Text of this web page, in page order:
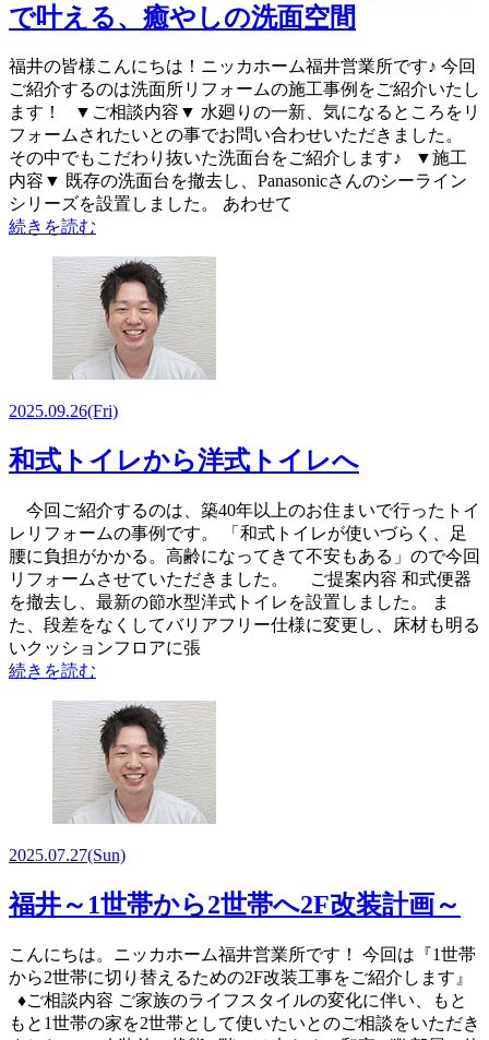
で叶える、癒やしの洗面空間
福井の皆様こんにちは！ニッカホーム福井営業所です♪ 今回
ご紹介するのは洗面所リフォームの施工事例をご紹介いたし
ます！ ▼ご相談内容▼ 水廻りの一新、気になるところをリ
フォームされたいとの事でお問い合わせいただきました。
その中でもこだわり抜いた洗面台をご紹介します♪ ▼施工
内容▼ 既存の洗面台を撤去し、Panasonicさんのシーライン
シリーズを設置しました。 あわせて
続きを読む
2025.09.26(Fri)
和式トイレから洋式トイレへ
今回ご紹介するのは、築40年以上のお住まいで行ったトイ
レリフォームの事例です。 「和式トイレが使いづらく、足
腰に負担がかかる。高齢になってきて不安もある」ので今回
リフォームさせていただきました。 ご提案内容 和式便器
を撤去し、最新の節水型洋式トイレを設置しました。 ま
た、段差をなくしてバリアフリー仕様に変更し、床材も明る
いクッションフロアに張
続きを読む
2025.07.27(Sun)
福井～1世帯から2世帯へ2F改装計画～
こんにちは。ニッカホーム福井営業所です！ 今回は『1世帯
から2世帯に切り替えるための2F改装工事をご紹介します』
♦ご相談内容 ご家族のライフスタイルの変化に伴い、もと
もと1世帯の家を2世帯として使いたいとのご相談をいただき